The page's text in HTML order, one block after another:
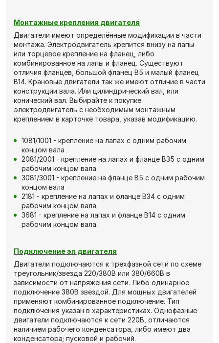
Монтажные крепления двигателя
Двигатели имеют определённые модификации в части
монтажа. Электродвигатель крепится внизу на лапы
или торцевое крепление на фланец, либо
комбинированное на лапы и фланец. Существуют
отличия фланцев, большой фланец В5 и малый фланец
В14. Крановые двигатели так же имеют отличие в части
конструкции вала. Или цилиндрический вал, или
конический вал. Выбирайте к покупке
электродвигатель с необходимым монтажным
креплением в карточке товара, указав модификацию.
1081/1001 - крепление на лапах с одним рабочим
концом вала
2081/2001 - крепление на лапах и фланце В35 с одним
рабочим концом вала
3081/3001 - крепление на фланце В5 с одним рабочим
концом вала
2181 - крепление на лапах и фланце В34 с одним
рабочим концом вала
3681 - крепление на лапах и фланце В14 с одним
рабочим концом вала
Подключение эл двигателя
Двигатели подключаются к трехфазной сети по схеме
треугольник/звезда 220/380В или 380/660В в
зависимости от напряжения сети. Либо одинарное
подключение 380В звездой. Для мощных двигателей
применяют комбинированное подключение. Тип
подключения указан в характеристиках. Однофазные
двигатели подключаются к сети 220В, отличаются
наличием рабочего конденсатора, либо имеют два
конденсатора; пусковой и рабочий.